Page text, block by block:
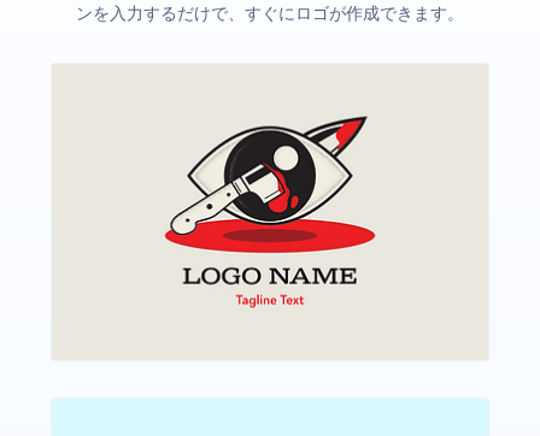
ンを入力するだけで、すぐにロゴが作成できます。